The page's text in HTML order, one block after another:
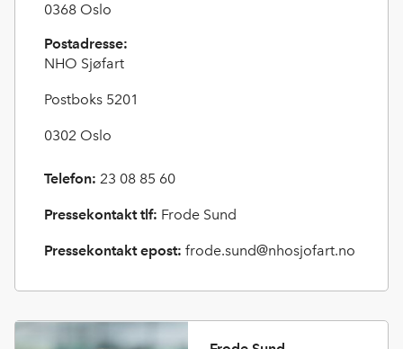
0368 Oslo
Postadresse:
NHO Sjøfart
Postboks 5201
0302 Oslo
Telefon: 23 08 85 60
Pressekontakt tlf: Frode Sund
Pressekontakt epost: frode.sund@nhosjofart.no